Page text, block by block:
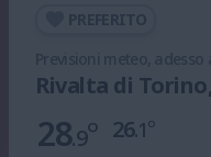
Rivalta di
28.9° 26.1°